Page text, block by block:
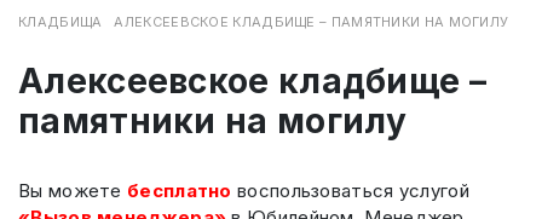
КЛАДБИЩА АЛЕКСЕЕВСКОЕ КЛАДБИЩЕ – ПАМЯТНИКИ НА МОГИЛУ
Алексеевское кладбище –
памятники на могилу
Вы можете бесплатно воспользоваться услугой